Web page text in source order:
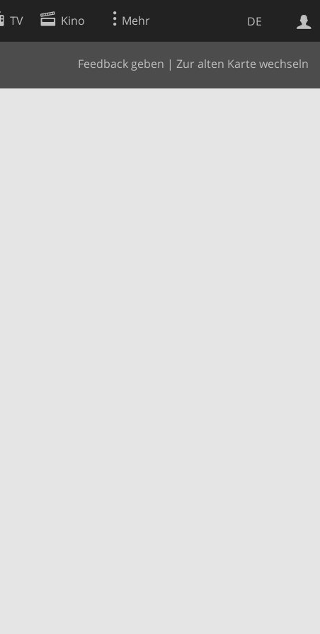
DE
TV Kino Mehr
Feedback geben | Zur alten Karte wechseln
Websuche